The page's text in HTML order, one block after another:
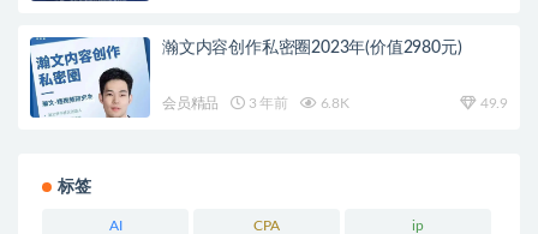
瀚文内容创作私密圈2023年(价值2980元)
会员精品 3 年前 6.8K 49.9
标签
AI CPA ip